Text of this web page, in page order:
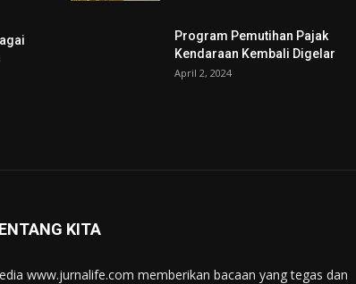
Program Pemutihan Pajak
Kendaraan Kembali Digelar
April 2, 2024
KITA
www.jurnalife.com memberikan bacaan yang tegas dan